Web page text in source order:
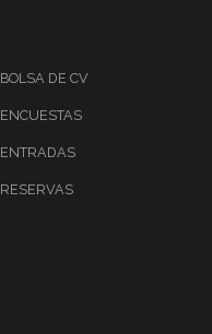
BOLSA DE CV
ENCUESTAS
ENTRADAS
RESERVAS